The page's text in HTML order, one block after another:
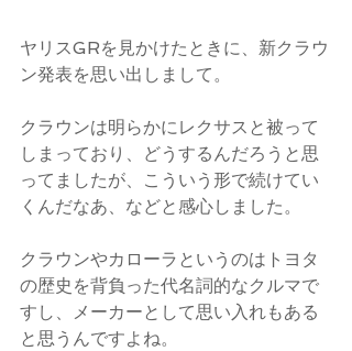
ヤリスGRを見かけたときに、新クラウ
ン発表を思い出しまして。
クラウンは明らかにレクサスと被って
しまっており、どうするんだろうと思
ってましたが、こういう形で続けてい
くんだなあ、などと感心しました。
クラウンやカローラというのはトヨタ
の歴史を背負った代名詞的なクルマで
すし、メーカーとして思い入れもある
と思うんですよね。